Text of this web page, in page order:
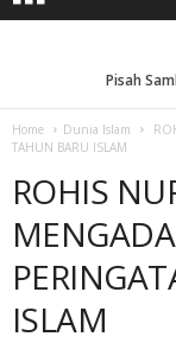
Pisah
Home Dunia Islam
TAHUN BARU ISLAM
ROHIS
ISLAM